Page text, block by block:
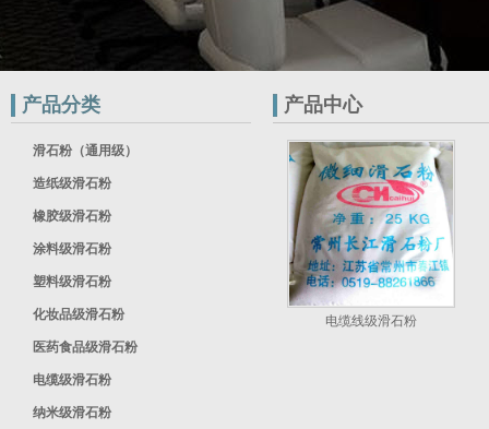
产品分类
滑石粉（通用级）
造纸级滑石粉
橡胶级滑石粉
涂料级滑石粉
塑料级滑石粉
化妆品级滑石粉
医药食品级滑石粉
电缆级滑石粉
纳米级滑石粉
产品中心
电缆线级滑石粉